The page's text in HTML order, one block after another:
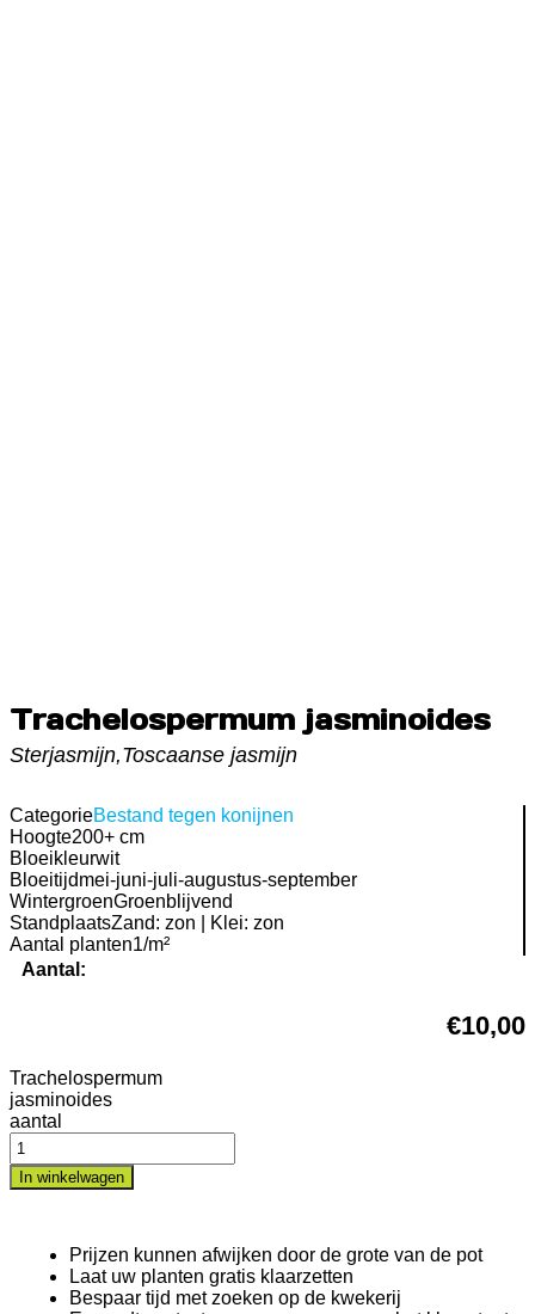
Trachelospermum jasminoides
Sterjasmijn,Toscaanse jasmijn
CategorieBestand tegen konijnen
Hoogte200+ cm
Bloeikleurwit
Bloeitijdmei-juni-juli-augustus-september
WintergroenGroenblijvend
StandplaatsZand: zon | Klei: zon
Aantal planten1/m²
Aantal:
€10,00
Trachelospermum
jasminoides
aantal
In winkelwagen
Prijzen kunnen afwijken door de grote van de pot
Laat uw planten gratis klaarzetten
Bespaar tijd met zoeken op de kwekerij